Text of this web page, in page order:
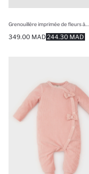
Grenouillère imprimée de fleurs à coupe régulière et col rond
244.30 MAD
349.00 MAD